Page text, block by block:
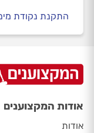
התקנת נקודת
אודות המקצוענים
אודות